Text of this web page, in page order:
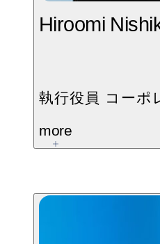
Hiroomi
執行役員 コーポ
more